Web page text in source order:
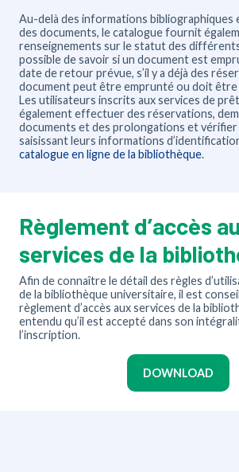
Au-delà des informations bibliographiques
des documents, le catalogue fournit
renseignements sur le statut des
possible de savoir si un document est
date de retour prévue, s’il y a déjà des
document peut être emprunté ou doit être
Les utilisateurs inscrits aux services de
également effectuer des réservations,
documents et des prolongations et
saisissant leurs informations
catalogue en ligne de la bibliothèque.
Règlement d’accès
services de la
Afin de connaître le détail des règles
de la bibliothèque universitaire, il est
règlement d’accès aux services de la
entendu qu’il est accepté dans son
l’inscription.
DOWNLOAD